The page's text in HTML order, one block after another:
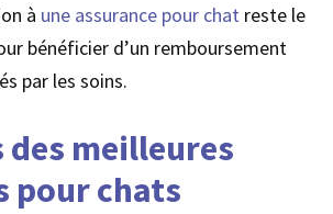
à une assurance pour chat reste le
bénéficier d’un remboursement
par les soins.
des meilleures
pour chats